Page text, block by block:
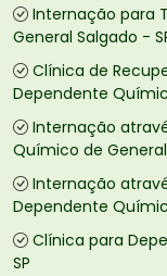
Internação para
General Salgado -
Clínica de
Dependente
Internação
Químico de
Internação
Dependente
Clínica para
SP